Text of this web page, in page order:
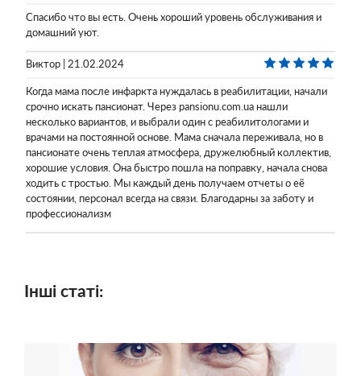
Спасибо что вы есть. Очень хороший уровень обслуживания и
домашний уют.
Виктор | 21.02.2024
Когда мама после инфаркта нуждалась в реабилитации, начали
срочно искать пансионат. Через pansionu.com.ua нашли
несколько вариантов, и выбрали один с реабилитологами и
врачами на постоянной основе. Мама сначала переживала, но в
пансионате очень теплая атмосфера, дружелюбный коллектив,
хорошие условия. Она быстро пошла на поправку, начала снова
ходить с тростью. Мы каждый день получаем отчеты о её
состоянии, персонал всегда на связи. Благодарны за заботу и
профессионализм
Інші статі: